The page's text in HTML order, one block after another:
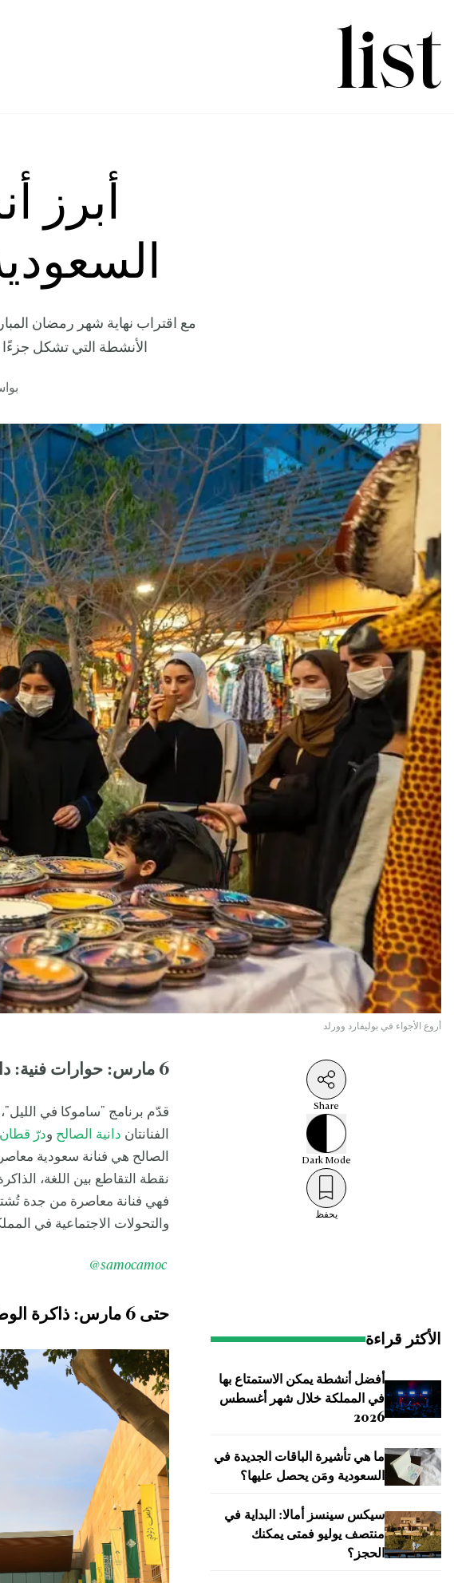
أبرز
مع اقتراب نهاية شهر رمضان
الأنشطة التي تشكل جزءًا
أروع الأجواء في بوليفارد وورلد
Share
DarkMode
يحفظ
الأكثر قراءة
أفضل أنشطة يمكن الاستمتاع بها
في المملكة خلال شهر أغسطس
2026
ما هي تأشيرة الباقات الجديدة في
السعودية ومَن يحصل عليها؟
سيكس سينسز أمالا: البداية في
منتصف يوليو فمتى يمكنك
الحجز؟
6 مارس: حوارات فنية: دانيا الصالح ودر قطان
قدّم برنامج "ساموكا في
الفنانتان دانية الصالح ودرّ قطان
الصالح هي فنانة سعودية
نقطة التقاطع بين اللغة،
فهي فنانة معاصرة من جدة تُشتهر
والتحولات الاجتماعية في
samocamoc
@
حتى 6 مارس: ذاكرة الوطن